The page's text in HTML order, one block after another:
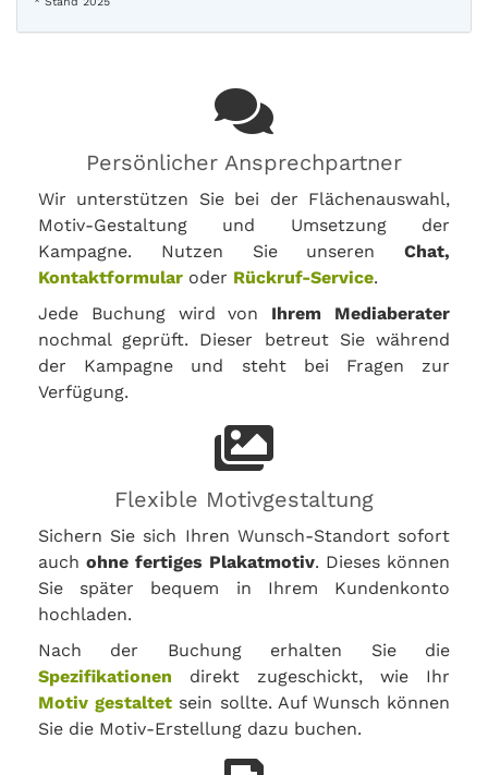
Persönlicher Ansprechpartner
Wir unterstützen Sie bei der Flächenauswahl,
Motiv-Gestaltung und Umsetzung der
Kampagne. Nutzen Sie unseren Chat,
Kontaktformular oder Rückruf-Service.
Jede Buchung wird von Ihrem Mediaberater
nochmal geprüft. Dieser betreut Sie während
der Kampagne und steht bei Fragen zur
Verfügung.
Flexible Motivgestaltung
Sichern Sie sich Ihren Wunsch-Standort sofort
auch ohne fertiges Plakatmotiv. Dieses können
Sie später bequem in Ihrem Kundenkonto
hochladen.
Nach der Buchung erhalten Sie die
Spezifikationen direkt zugeschickt, wie Ihr
Motiv gestaltet sein sollte. Auf Wunsch können
Sie die Motiv-Erstellung dazu buchen.